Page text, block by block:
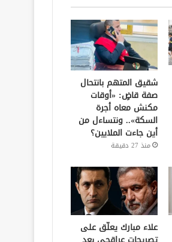
شقيق المتهم بانتحال
صفة قاضٍ: «أوقات
مكنش معاه أجرة
السكة».. ونتساءل من
أين جاءت الملايين؟
منذ 27 دقيقة
علاء مبارك يعلّق على